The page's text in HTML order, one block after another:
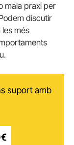
mala praxi per
discutir
les més
suport amb